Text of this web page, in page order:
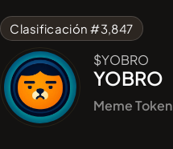
Clasificación #3,847
$YOBRO
YOBRO
Meme Token